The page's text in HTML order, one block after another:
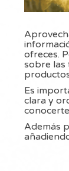
ofreces.
sobre las
Es
clara y
Además